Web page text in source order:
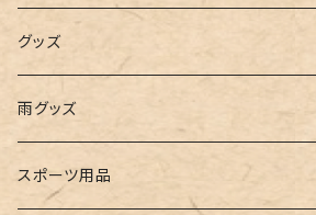
インナー
ビスチェ
レギンス
その他
レインシューズ
レースアップ
ルームシューズ
エコバッグ
リュック
ハンドバッグ
ワンショルダー
オフショルダー
バンドゥ
男の子
ユニセックス
アクセサリー
マスクケース
グッズ
帽子
ストール・マフラー
雨グッズ
レインコート
スポーツ用品